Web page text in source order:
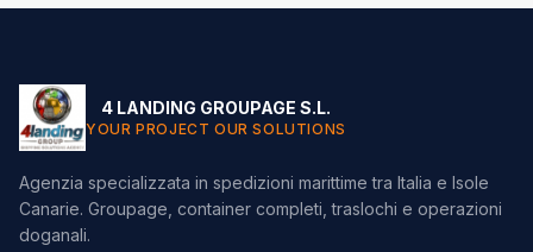
4 LANDING GROUPAGE S.L.
YOUR PROJECT OUR SOLUTIONS
Agenzia specializzata in spedizioni marittime tra Italia e Isole
Canarie. Groupage, container completi, traslochi e operazioni
doganali.